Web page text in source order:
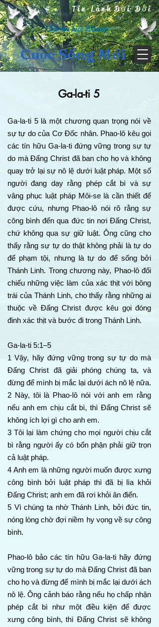
Tin Lành Đời Đời
( Divine Life Ministry )
Cuộc Sống Mới
Ga-la-ti 5
Ga-la-ti 5 là một chương quan trọng nói về
sự tự do của Cơ Đốc nhân. Phao-lô kêu gọi
các tín hữu Ga-la-ti đứng vững trong sự tự
do mà Đấng Christ đã ban cho họ và không
quay trở lại sự nô lệ dưới luật pháp. Một số
người đang dạy rằng phép cắt bì và sự
vâng phục luật pháp Môi-se là cần thiết để
được cứu, nhưng Phao-lô nói rõ rằng sự
công bình đến qua đức tin nơi Đấng Christ,
chứ không qua sự giữ luật. Ông cũng cho
thấy rằng sự tự do thật không phải là tự do
để phạm tội, nhưng là tự do để sống bởi
Thánh Linh. Trong chương này, Phao-lô đối
chiếu những việc làm của xác thịt với bông
trái của Thánh Linh, cho thấy rằng những ai
thuộc về Đấng Christ được kêu gọi đóng
đinh xác thịt và bước đi trong Thánh Linh.
Ga-la-ti 5:1–5
1 Vậy, hãy đứng vững trong sự tự do mà
Đấng Christ đã giải phóng chúng ta, và
đừng để mình bị mắc lại dưới ách nô lệ nữa.
2 Này, tôi là Phao-lô nói với anh em rằng
nếu anh em chịu cắt bì, thì Đấng Christ sẽ
không ích lợi gì cho anh em.
3 Tôi lại làm chứng cho mọi người chịu cắt
bì rằng người ấy có bổn phận phải giữ trọn
cả luật pháp.
4 Anh em là những người muốn được xưng
công bình bởi luật pháp thì đã bị lìa khỏi
Đấng Christ; anh em đã rơi khỏi ân điển.
5 Vì chúng ta nhờ Thánh Linh, bởi đức tin,
nóng lòng chờ đợi niềm hy vọng về sự công
bình.
Phao-lô bảo các tín hữu Ga-la-ti hãy đứng
vững trong sự tự do mà Đấng Christ đã ban
cho họ và đừng để mình bị mắc lại dưới ách
nô lệ. Ông cảnh báo rằng nếu họ chấp nhận
phép cắt bì như một điều kiện để được
xưng công bình, thì Đấng Christ sẽ không